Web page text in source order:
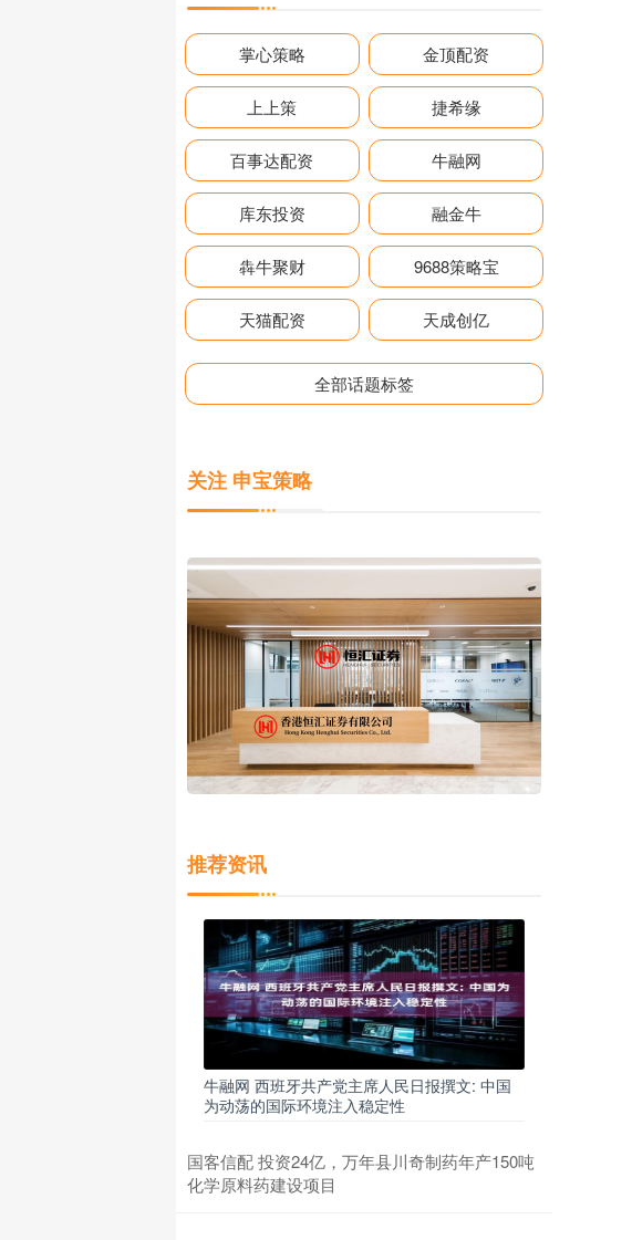
掌心策略 金顶配资
上上策 捷希缘
百事达配资 牛融网
库东投资 融金牛
犇牛聚财 9688策略宝
天猫配资 天成创亿
全部话题标签
关注 申宝策略
推荐资讯
牛融网 西班牙共产党主席人民日报撰文: 中国
为动荡的国际环境注入稳定性
国客信配 投资24亿，万年县川奇制药年产150吨
化学原料药建设项目